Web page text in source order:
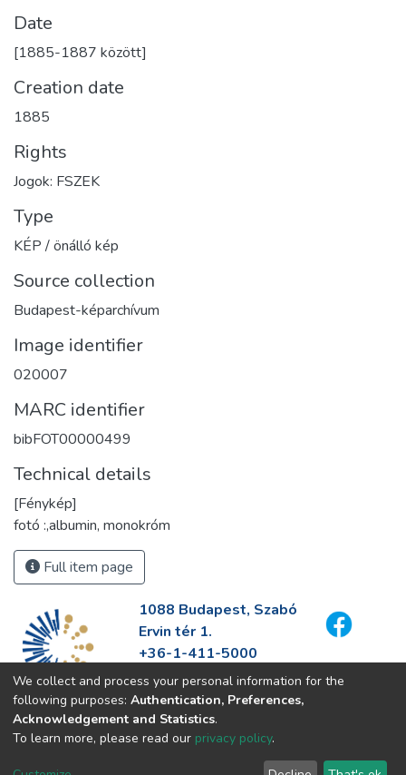
Date
[1885-1887 között]
Creation date
1885
Rights
Jogok: FSZEK
Type
KÉP / önálló kép
Source collection
Budapest-képarchívum
Image identifier
020007
MARC identifier
bibFOT00000499
Technical details
[Fénykép]
fotó :,albumin, monokróm
Full item page
1088 Budapest, Szabó
Ervin tér 1.
+36-1-411-5000
info@fszek.hu
https://fszek.hu
We collect and process your personal information for the
following purposes: Authentication, Preferences,
Acknowledgement and Statistics.
To learn more, please read our privacy policy.